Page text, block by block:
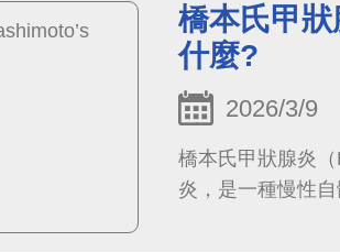
橋本氏甲
什麼?
2026/3/9
橋本氏甲狀腺炎
炎，是一種慢性自